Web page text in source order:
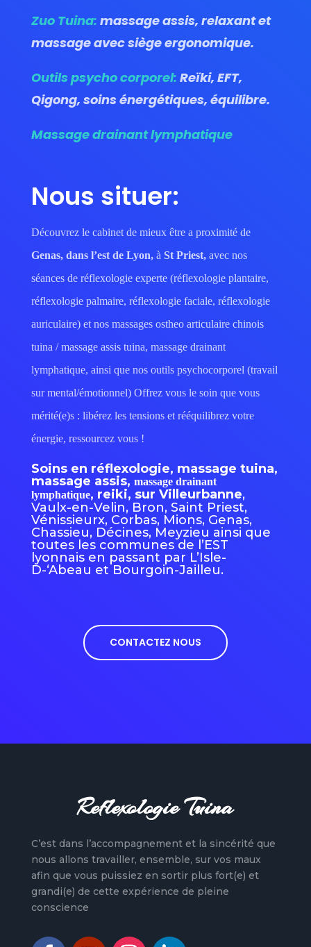
Zuo Tuina: massage assis, relaxant et
massage avec siège ergonomique.
Outils psycho corporel: Reïki, EFT,
Qigong, soins énergétiques, équilibre.
Massage drainant lymphatique
Nous situer:
Découvrez le cabinet de mieux être a proximité de
Genas, dans l’est de Lyon,à St Priest,avec nos
séances de réflexologie experte (réflexologie plantaire,
réflexologie palmaire, réflexologie faciale, réflexologie
auriculaire) et nos massages ostheo articulaire chinois
tuina / massage assis tuina, massage drainant
lymphatique, ainsi que nos outils psychocorporel (travail
sur mental/émotionnel) Offrez vous le soin que vous
mérité(e)s : libérez les tensions et rééquilibrez votre
énergie, ressourcez vous !
Soins en réflexologie, massage tuina,
massage assis, massage drainant
lymphatique, reiki, sur Villeurbanne,
Vaulx-en-Velin, Bron, Saint Priest,
Vénissieurx, Corbas, Mions, Genas,
Chassieu, Décines, Meyzieu ainsi que
toutes les communes de l’EST
lyonnais en passant par L’Isle-
D-‘Abeau et Bourgoin-Jailleu.
CONTACTEZ NOUS
Reflexologie Tuina
C’est dans l’accompagnement et la sincérité que
nous allons travailler, ensemble, sur vos maux
afin que vous puissiez en sortir plus fort(e) et
grandi(e) de cette expérience de pleine
conscience